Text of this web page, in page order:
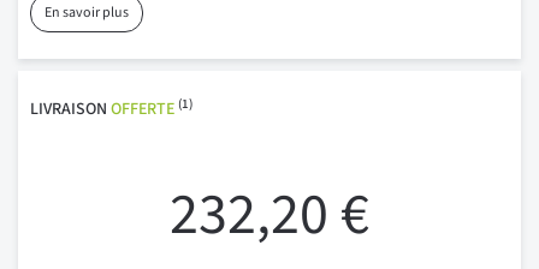
En savoir plus
LIVRAISON OFFERTE (1)
232,20 €